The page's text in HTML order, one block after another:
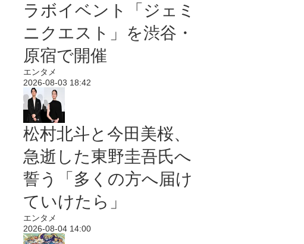
ラボイベント「ジェミ
ニクエスト」を渋谷・
原宿で開催
エンタメ
2026-08-03 18:42
松村北斗と今田美桜、
急逝した東野圭吾氏へ
誓う「多くの方へ届け
ていけたら」
エンタメ
2026-08-04 14:00